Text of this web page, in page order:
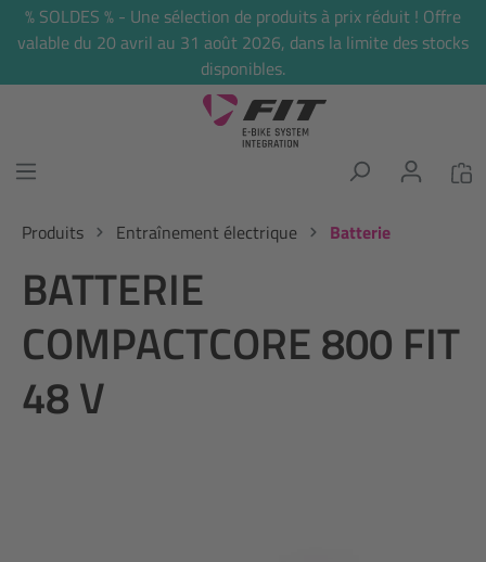
principal
% SOLDES % - Une sélection de produits à prix réduit ! Offre
valable du 20 avril au 31 août 2026, dans la limite des stocks
disponibles.
Produits Entraînement électrique Batterie
BATTERIE
COMPACTCORE 800 FIT
48 V